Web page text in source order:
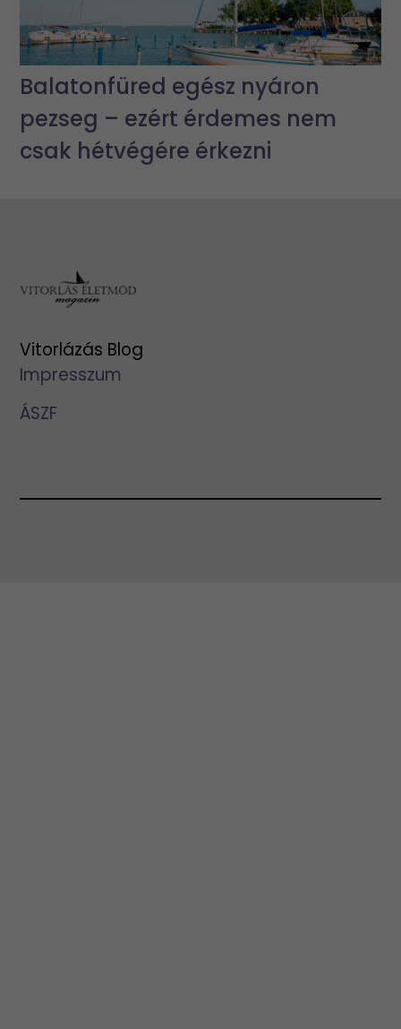
Balatonfüred egész nyáron
pezseg – ezért érdemes nem
csak hétvégére érkezni
Vitorlázás Blog
Impresszum
ÁSZF